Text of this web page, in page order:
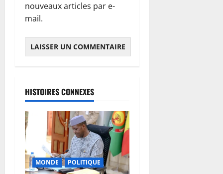
nouveaux articles par e-
mail.
HISTOIRES CONNEXES
MONDE POLITIQUE